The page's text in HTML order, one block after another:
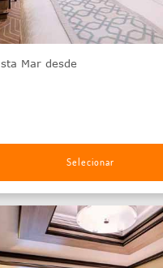
Mar desde
Selecionar